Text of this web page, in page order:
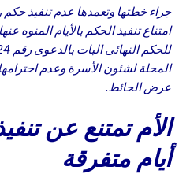
جراء خطتها وتعمدها عدم تنفيذ
امتناع تنفيذ الحكم بالأيام المنوه
المحلة لشئون الأسرة وعدم
عرض الحائط.
أيام متفرقة